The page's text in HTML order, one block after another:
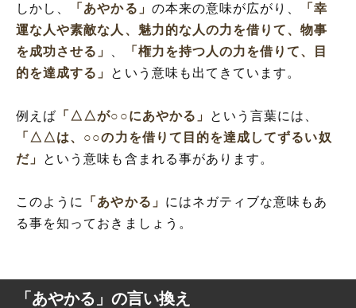
しかし、 「あやかる」 の本来の意味が広がり、
「幸
運な人や素敵な人、魅力的な人の力を借りて、物事
を成功させる」
「権力を持つ人の力を借りて、目
的を達成する」 という意味も出てきています。
例えば 「△△が○○にあやかる」
という言葉には、
「△△は、○○の力を借りて目的を達成してずるい奴
だ」
という意味も含まれる事があります。
このように 「あやかる」 にはネガティブな意味もあ
る事を知っておきましょう。
「あやかる」の言い換え